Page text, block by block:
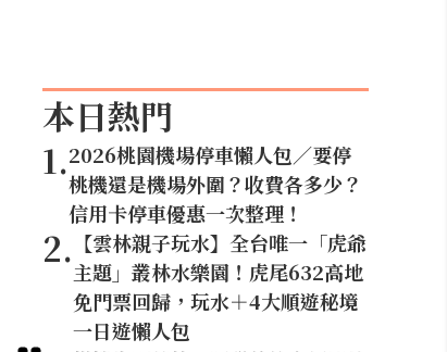
本日熱門
1.2026桃園機場停車懶人包／要停
桃機還是機場外圍？收費各多少？
信用卡停車優惠一次整理！
2. 【雲林親子玩水】全台唯一「虎爺
主題」叢林水樂園！虎尾632高地
免門票回歸，玩水＋4大順遊秘境
一日遊懶人包